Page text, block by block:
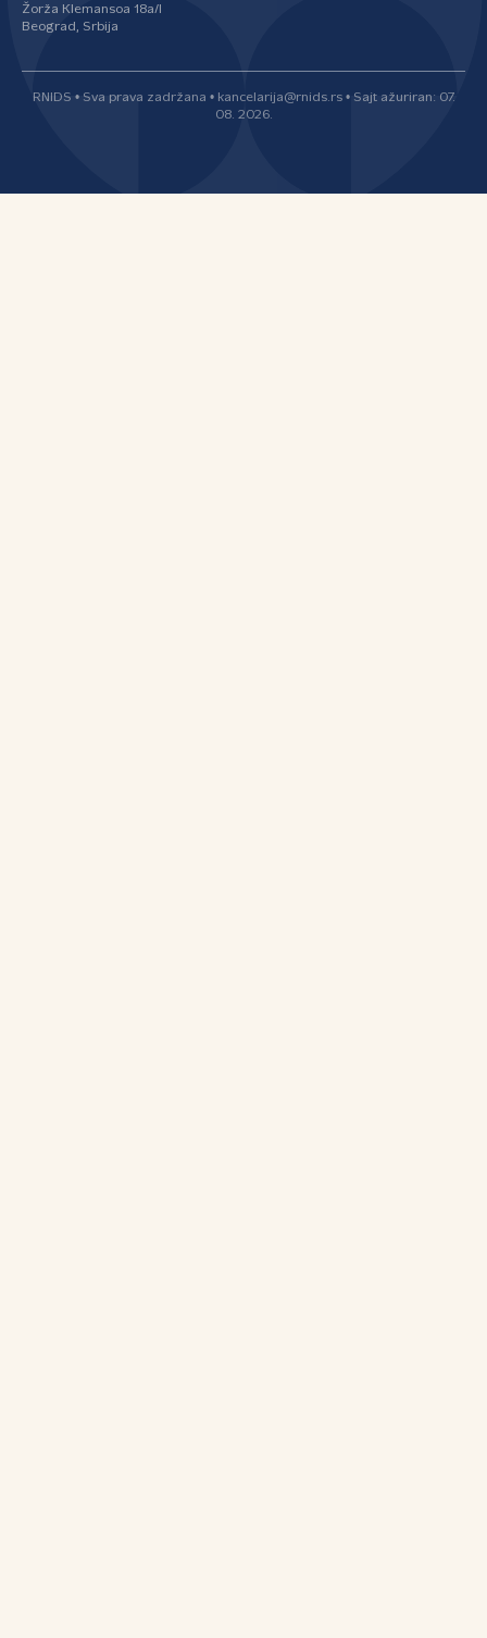
Žorža Klemansoa 18a/I
Beograd, Srbija
RNIDS • Sva prava zadržana • kancelarija@rnids.rs • Sajt ažuriran: 07.
08. 2026.